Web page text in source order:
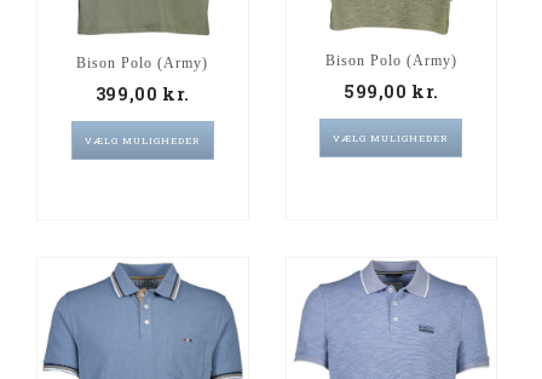
Bison Polo (Army)
399,00kr.
VÆLG MULIGHEDER
Bison Polo (Army)
599,00kr.
VÆLG MULIGHEDER